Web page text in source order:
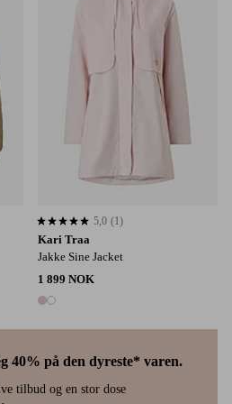
40% på den dyreste* varen.
tilbud og en stor dose
Kari Traa
Jakke Sine Jacket
1 899 NOK
2 farger
5,0 basert på 1 karaktergivninger
5,0 (1)